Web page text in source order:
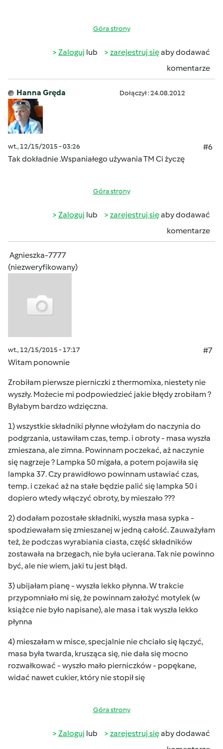
Góra strony
Zaloguj lub zarejestruj sięaby dodawać
komentarze
Hanna Gręda Dołączył : 24.08.2012
wt., 12/15/2015 - 03:26
#6
Tak dokładnie .Wspaniałego używania TM Ci życzę
Góra strony
Zaloguj lub zarejestruj sięaby dodawać
komentarze
Agnieszka-7777
(niezweryfikowany)
wt., 12/15/2015 - 17:17
#7
Witam ponownie
Zrobiłam pierwsze pierniczki z thermomixa, niestety nie
wyszły. Możecie mi podpowiedzieć jakie błędy zrobiłam ?
Byłabym bardzo wdzięczna.
1) wszystkie składniki płynne włożyłam do naczynia do
podgrzania, ustawiłam czas, temp. i obroty - masa wyszła
zmieszana, ale zimna. Powinnam poczekać, aż naczynie
się nagrzeje ? Lampka 50 migała, a potem pojawiła się
lampka 37. Czy prawidłowo powinnam ustawiać czas,
temp. i czekać aż na stałe będzie palić się lampka 50 i
dopiero wtedy włączyć obroty, by mieszało ???
2) dodałam pozostałe składniki, wyszła masa sypka -
spodziewałam się zmieszanej w jedną całość. Zauważyłam
też, że podczas wyrabiania ciasta, część składników
zostawała na brzegach, nie była ucierana. Tak nie powinno
być, ale nie wiem, jaki tu jest błąd.
3) ubijałam pianę - wyszła lekko płynna. W trakcie
przypomniało mi się, że powinnam założyć motylek (w
książce nie było napisane), ale masa i tak wyszła lekko
płynna
4) mieszałam w misce, specjalnie nie chciało się łączyć,
masa była twarda, krusząca się, nie dała się mocno
rozwałkować - wyszło mało pierniczków - popękane,
widać nawet cukier, który nie stopił się
Góra strony
Zaloguj lub zarejestruj sięaby dodawać